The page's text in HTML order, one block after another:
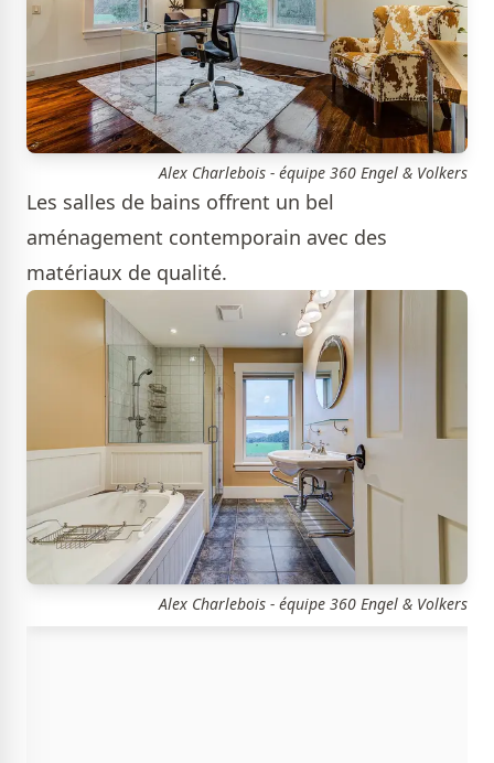
Alex Charlebois - équipe 360 Engel & Volkers
Les salles de bains offrent un bel
aménagement contemporain avec des
matériaux de qualité.
Alex Charlebois - équipe 360 Engel & Volkers